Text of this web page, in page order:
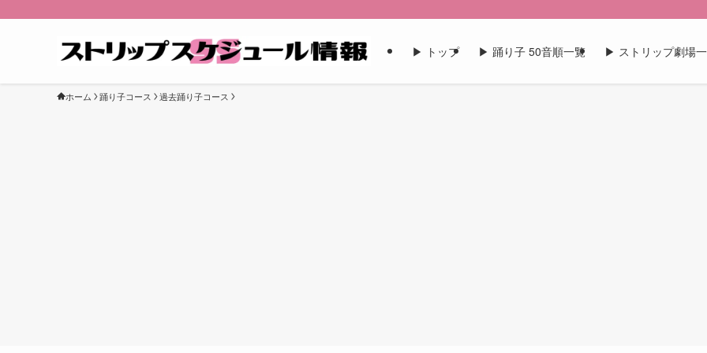
▶︎ トップ ▶︎ 踊り子 50音順一覧 ▶︎ ストリップ劇場
ホーム 踊り子コース 過去踊り子コース